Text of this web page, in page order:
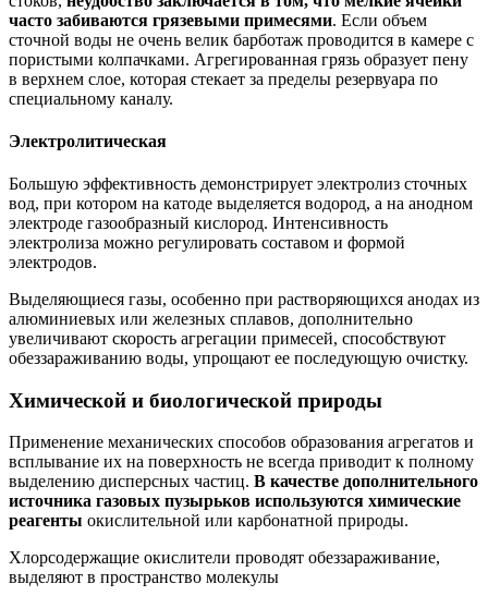
часто забиваются грязевыми примесями. Если объем
сточной воды не очень велик барботаж проводится в камере с
пористыми колпачками. Агрегированная грязь образует пену
в верхнем слое, которая стекает за пределы резервуара по
специальному каналу.
Электролитическая
Большую эффективность демонстрирует электролиз сточных
вод, при котором на катоде выделяется водород, а на анодном
электроде газообразный кислород. Интенсивность
электролиза можно регулировать составом и формой
электродов.
Выделяющиеся газы, особенно при растворяющихся анодах из
алюминиевых или железных сплавов, дополнительно
увеличивают скорость агрегации примесей, способствуют
обеззараживанию воды, упрощают ее последующую очистку.
Химической и биологической природы
Применение механических способов образования агрегатов и
всплывание их на поверхность не всегда приводит к полному
выделению дисперсных частиц. В качестве дополнительного
источника газовых пузырьков используются химические
реагенты окислительной или карбонатной природы.
Хлорсодержащие окислители проводят обеззараживание,
выделяют в пространство молекулы